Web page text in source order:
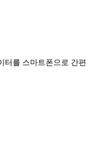
터를 스마트폰으로 간편